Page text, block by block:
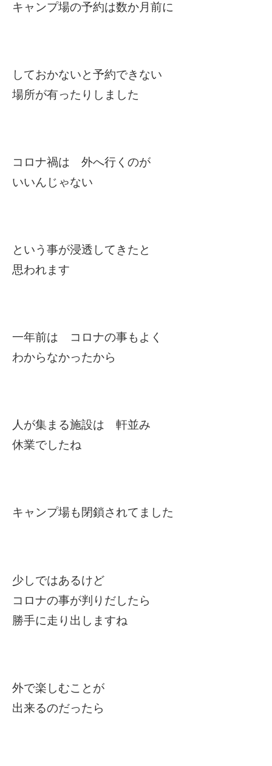
キャンプ場の予約は数か月前に
しておかないと予約できない
場所が有ったりしました
コロナ禍は 外へ行くのが
いいんじゃない
という事が浸透してきたと
思われます
一年前は コロナの事もよく
わからなかったから
人が集まる施設は 軒並み
休業でしたね
キャンプ場も閉鎖されてました
少しではあるけど
コロナの事が判りだしたら
勝手に走り出しますね
外で楽しむことが
出来るのだったら